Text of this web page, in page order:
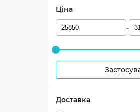
Ціна
-
Доставка